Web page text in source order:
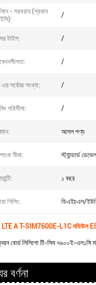
- সরবরাহ (প্রধান
/
টাইপ: /
/
এর সর্বোচ্চ সংখ্যা: /
পরিসীমা: /
আসল পণ্য
সীমা: স্ট্যান্ডার্ড
১ বছর
শিপিং: ডিএইচএল/
LTE A T-SIM7600E-L1C মডিউল
বোর্ড লিলিগো টি-সিম ৭৬০০ই-এল১সি
বর্ণনা